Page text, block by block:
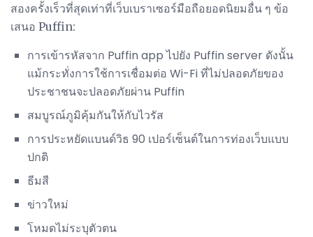
สองครั้งเร็วที่สุดเท่าที่เว็บเบราเซอร์มือถือยอดนิยมอื่น ๆ ข้อ
เสนอ Puffin:
การเข้ารหัสจาก Puffin app ไปยัง Puffin server ดังนั้น
แม้กระทั่งการใช้การเชื่อมต่อ Wi-Fi ที่ไม่ปลอดภัยของ
ประชาชนจะปลอดภัยผ่าน Puffin
สมบูรณ์ภูมิคุ้มกันให้กับไวรัส
การประหยัดแบนด์วิธ 90 เปอร์เซ็นต์ในการท่องเว็บแบบ
ปกติ
ธีมสี
ข่าวใหม่
โหมดไม่ระบุตัวตน